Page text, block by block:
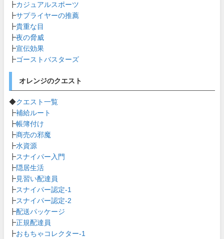
┣カジュアルスポーツ
┣サプライヤーの推薦
┣貴重な目
┣夜の脅威
┣宣伝効果
┣ゴーストバスターズ
オレンジのクエスト
◆クエスト一覧
┣補給ルート
┣帳簿付け
┣商売の邪魔
┣水資源
┣スナイパー入門
┣隠居生活
┣ 見習い配達員
┣スナイパー認定-1
┣スナイパー認定-2
┣配送パッケージ
┣正規配達員
┣おもちゃコレクター-1